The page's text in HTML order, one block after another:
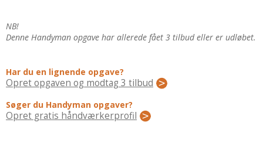
Reparation Og Vedligehold
Andet
NB!
Denne Handyman opgave har allerede fået 3 tilbud eller er udløbet.
Har du en lignende opgave?
Opret opgaven og modtag 3 tilbud
Søger du Handyman opgaver?
Opret gratis håndværkerprofil